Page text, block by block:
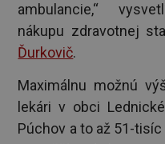
ambulancie,“
nákupu zdravotnej
Ďurkovič.
Maximálnu možnú
lekári v obci
Púchov a to až 51-